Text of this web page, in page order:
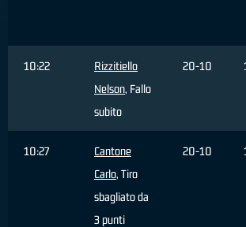
10:22
Rizzitiello
Nelson, Fallo
subito
20-10
10:27
Cantone
Carlo, Tiro
sbagliato da
3 punti
20-10